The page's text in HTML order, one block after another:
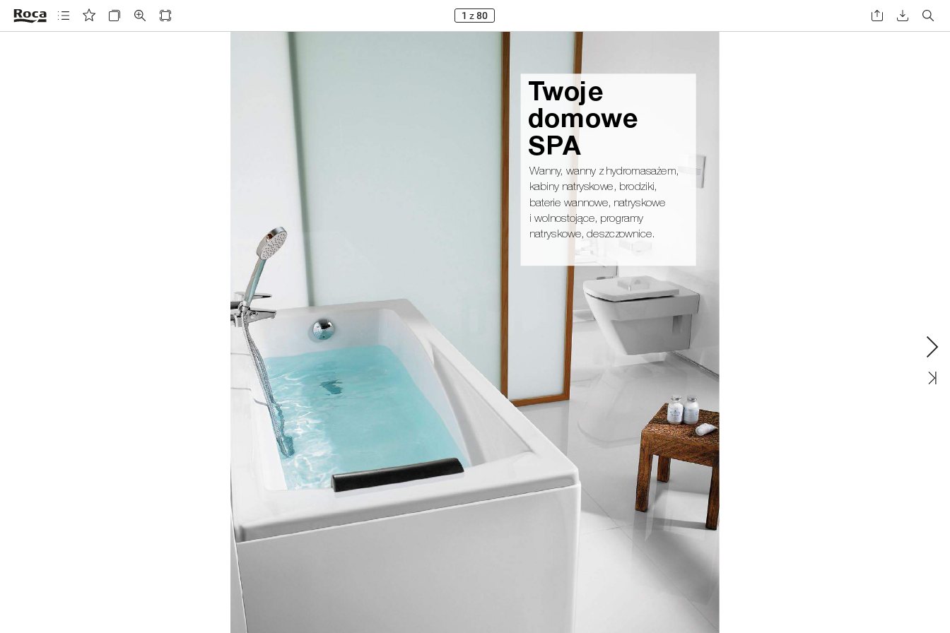
1 z 80
Wanny, wanny z hydromasażem,
kabiny natryskowe, brodziki,
baterie wannowe, natryskowe
i wolnostojące, programy
natryskowe, deszczownice.
Twoje
d omowe
S PA